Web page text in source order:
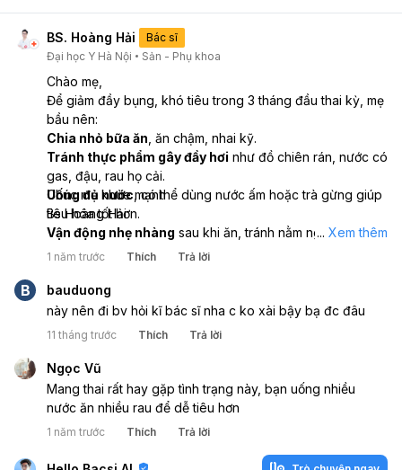
BS. Hoàng Hải
Bác sĩ
Đại học Y Hà Nội
Sản - Phụ khoa
Chào mẹ,
Để giảm đầy bụng, khó tiêu trong 3 tháng đầu thai kỳ, mẹ
bầu nên:
Chia nhỏ bữa ăn , ăn chậm, nhai kỹ.
Tránh thực phẩm gây đầy hơi như đồ chiên rán, nước có
gas, đậu, rau họ cải.
Uống đủ nước, có thể dùng nước ấm hoặc trà gừng giúp
tiêu hóa tốt hơn.
Vận động nhẹ nhàng sau khi ăn, tránh nằm ngay.
Hạn chế stress, vì căng thẳng có thể làm rối loạn tiêu
Nếu triệu chứng kéo dài
điều trị phù hợp.
Chúc mẹ khỏe mạnh
Bs Hoàng Hải
... Xem thêm
1 năm trước Thích Trả lời
B
bauduong
này nên đi bv hỏi kĩ bác sĩ nha c ko xài bậy bạ đc đâu
11 tháng trước Thích Trả lời
Ngọc Vũ
Mang thai rất hay gặp tình trạng này, bạn uống nhiều
nước ăn nhiều rau để dễ tiêu hơn
1 năm trước Thích Trả lời